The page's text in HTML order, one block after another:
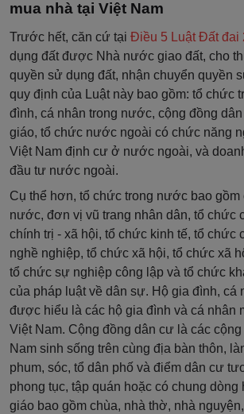
mua nhà tại Việt Nam
Trước hết, căn cứ tại Điều 5 Luật Đất đai
dụng đất được Nhà nước giao đất, cho
quyền sử dụng đất, nhận chuyển quyền
quy định của Luật này bao gồm: tổ chức
đình, cá nhân trong nước, cộng đồng
giáo, tổ chức nước ngoài có chức năng
Việt Nam định cư ở nước ngoài, và
đầu tư nước ngoài.
Cụ thể hơn, tổ chức trong nước bao gồm
nước, đơn vị vũ trang nhân dân, tổ chức
chính trị - xã hội, tổ chức kinh tế, tổ chức
nghề nghiệp, tổ chức xã hội, tổ chức xã
tổ chức sự nghiệp công lập và tổ chức
của pháp luật về dân sự. Hộ gia đình, cá
được hiểu là các hộ gia đình và cá nhân
Việt Nam. Cộng đồng dân cư là các
Nam sinh sống trên cùng địa bàn thôn,
phum, sóc, tổ dân phố và điểm dân cư
phong tục, tập quán hoặc có chung dòng
giáo bao gồm chùa, nhà thờ, nhà